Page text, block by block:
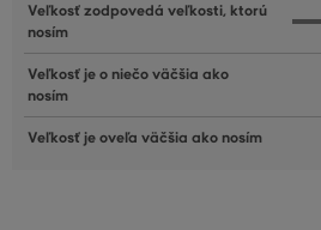
Veľkosť zodpovedá veľkosti, ktorú
nosím
Veľkosť je o niečo väčšia ako
nosím
Veľkosť je oveľa väčšia ako nosím